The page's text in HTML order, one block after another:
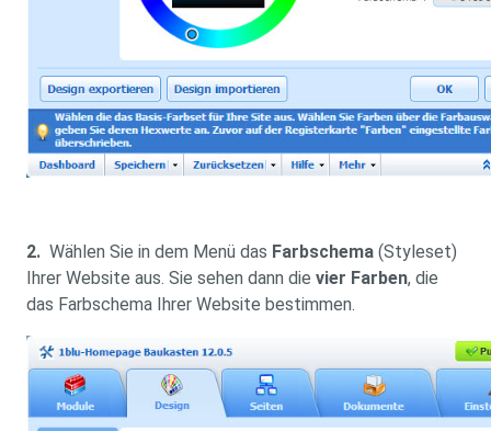
2. Wählen Sie in dem Menü das Farbschema (Styleset)
Ihrer Website aus. Sie sehen dann die vier Farben, die
das Farbschema Ihrer Website bestimmen.